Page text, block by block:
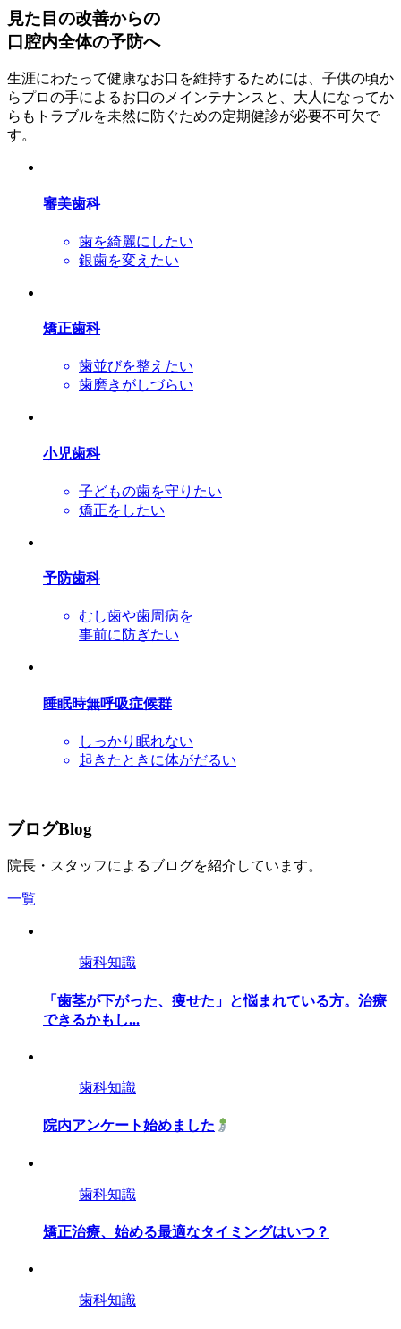
見た目の改善からの
口腔内全体の予防へ
生涯にわたって健康なお口を維持するためには、子供の頃か
らプロの手によるお口のメインテナンスと、大人になってか
らもトラブルを未然に防ぐための定期健診が必要不可欠で
す。
審美歯科
歯を綺麗にしたい
銀歯を変えたい
矯正歯科
歯並びを整えたい
歯磨きがしづらい
小児歯科
子どもの歯を守りたい
矯正をしたい
予防歯科
むし歯や歯周病を
事前に防ぎたい
睡眠時無呼吸症候群
しっかり眠れない
起きたときに体がだるい
ブログBlog
院長・スタッフによるブログを紹介しています。
一覧
歯科知識
「歯茎が下がった、痩せた」と悩まれている方。治療
できるかもし...
歯科知識
院内アンケート始めました
歯科知識
矯正治療、始める最適なタイミングはいつ？
歯科知識